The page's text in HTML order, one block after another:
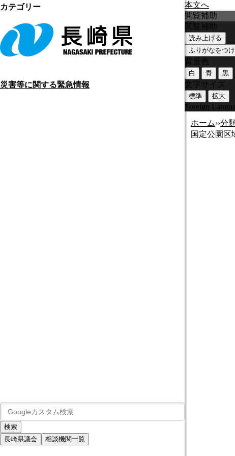
本文へ
災害等に関する緊急情報
長崎県議会 相談機関一覧
閲覧補助
閲覧補助
読み上げる
ふりがなをつ
背景色
白 青 黒
文字サイズ
標準 拡大
Foreign
ホーム››分
国定公園区
カテゴリー